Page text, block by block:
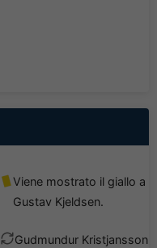
Viene mostrato il giallo a
Gustav Kjeldsen.
Gudmundur Kristjansson